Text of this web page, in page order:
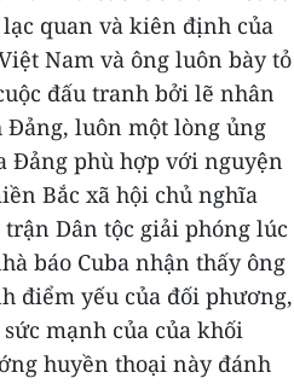
quan và kiên định của
Nam và ông luôn bày tỏ
đấu tranh bởi lẽ nhân
luôn một lòng ủng
Đảng phù hợp với nguyện
Bắc xã hội chủ nghĩa
Dân tộc giải phóng lúc
báo Cuba nhận thấy ông
điểm yếu của đối phương,
mạnh của của khối
huyền thoại này đánh